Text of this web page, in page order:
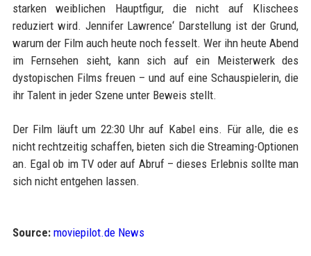
starken weiblichen Hauptfigur, die nicht auf Klischees
reduziert wird. Jennifer Lawrence‘ Darstellung ist der Grund,
warum der Film auch heute noch fesselt. Wer ihn heute Abend
im Fernsehen sieht, kann sich auf ein Meisterwerk des
dystopischen Films freuen – und auf eine Schauspielerin, die
ihr Talent in jeder Szene unter Beweis stellt.
Der Film läuft um 22:30 Uhr auf Kabel eins. Für alle, die es
nicht rechtzeitig schaffen, bieten sich die Streaming-Optionen
an. Egal ob im TV oder auf Abruf – dieses Erlebnis sollte man
sich nicht entgehen lassen.
Source: moviepilot.de News